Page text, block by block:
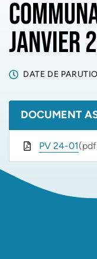
JANVIER
DATE DE
DOCUMENT
PV 24-01